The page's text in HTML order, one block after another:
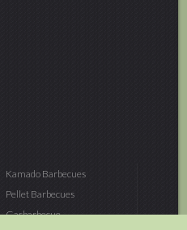
Kamado Barbecues
Pellet Barbecues
Gasbarbecue